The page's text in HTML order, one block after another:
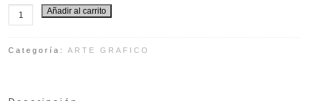
Implante-
cantidad
Añadir al carrito
Categoría: ARTE GRAFICO